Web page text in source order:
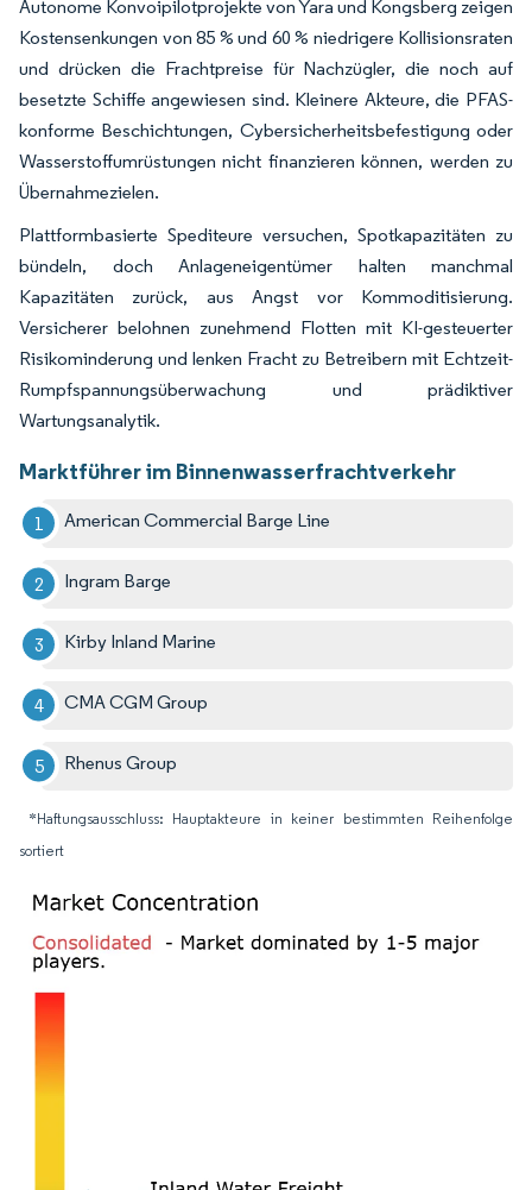
Autonome Konvoipilotprojekte von Yara und Kongsberg zeigen
Kostensenkungen von 85 % und 60 % niedrigere Kollisionsraten
und drücken die Frachtpreise für Nachzügler, die noch auf
besetzte Schiffe angewiesen sind. Kleinere Akteure, die PFAS-
konforme Beschichtungen, Cybersicherheitsbefestigung oder
Wasserstoffumrüstungen nicht finanzieren können, werden zu
Übernahmezielen.
Plattformbasierte Spediteure versuchen, Spotkapazitäten zu
bündeln, doch Anlageneigentümer halten manchmal
Kapazitäten zurück, aus Angst vor Kommoditisierung.
Versicherer belohnen zunehmend Flotten mit KI-gesteuerter
Risikominderung und lenken Fracht zu Betreibern mit Echtzeit-
Rumpfspannungsüberwachung und prädiktiver
Wartungsanalytik.
Marktführer im Binnenwasserfrachtverkehr
American Commercial Barge Line
Ingram Barge
Kirby Inland Marine
CMA CGM Group
Rhenus Group
*Haftungsausschluss: Hauptakteure in keiner bestimmten Reihenfolge
sortiert